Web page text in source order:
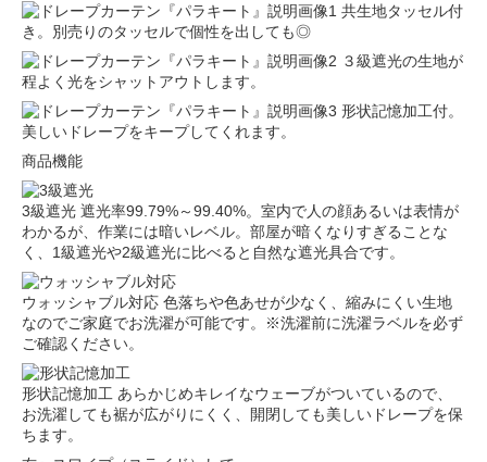
共生地タッセル付
き。別売りのタッセルで個性を出しても◎
３級遮光の生地が
程よく光をシャットアウトします。
形状記憶加工付。
美しいドレープをキープしてくれます。
商品機能
3級遮光 遮光率99.79%～99.40%。室内で人の顔あるいは表情が
わかるが、作業には暗いレベル。部屋が暗くなりすぎることな
く、1級遮光や2級遮光に比べると自然な遮光具合です。
ウォッシャブル対応 色落ちや色あせが少なく、縮みにくい生地
なのでご家庭でお洗濯が可能です。※洗濯前に洗濯ラベルを必ず
ご確認ください。
形状記憶加工 あらかじめキレイなウェーブがついているので、
お洗濯しても裾が広がりにくく、開閉しても美しいドレープを保
ちます。